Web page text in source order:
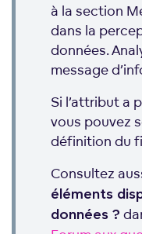
à la section
dans la
données.
message
Si l’attribut a
vous pouvez
définition du
Consultez
éléments
données ?